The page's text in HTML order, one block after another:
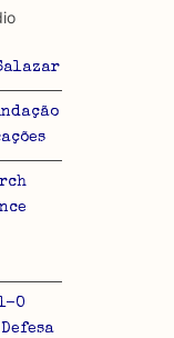
em formato
de cálculo
O